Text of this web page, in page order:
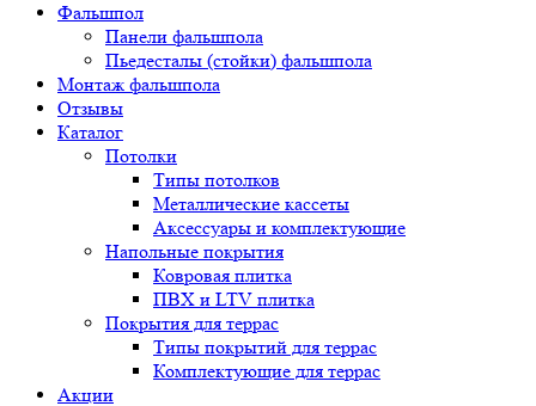
Фальшпол
Панели фальшпола
Пьедесталы (стойки) фальшпола
Монтаж фальшпола
Отзывы
Каталог
Потолки
Типы потолков
Металлические кассеты
Аксессуары и комплектующие
Напольные покрытия
Ковровая плитка
ПВХ и LTV плитка
Покрытия для террас
Типы покрытий для террас
Комплектующие для террас
Акции